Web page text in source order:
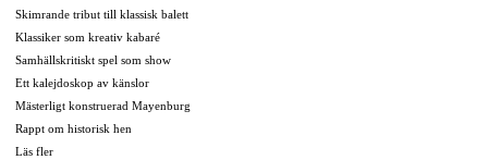
Skimrande tribut till klassisk balett
Klassiker som kreativ kabaré
Samhällskritiskt spel som show
Ett kalejdoskop av känslor
Mästerligt konstruerad Mayenburg
Rappt om historisk hen
Läs fler